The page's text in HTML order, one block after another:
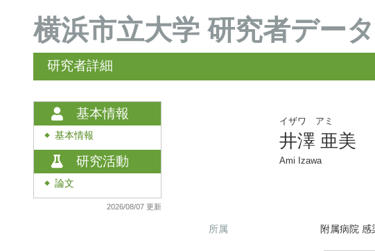
横浜市立大学 研究者デー
研究者詳細
基本情報
◆ 基本情報
研究活動
◆ 論文
2026/08/07 更新
イザワ アミ
井澤 亜美
Ami Izawa
所属 附属病院 感